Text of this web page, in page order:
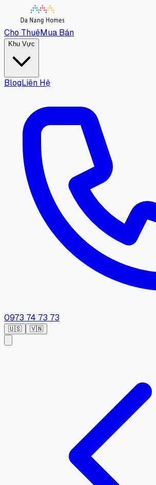
Cho ThuêMua Bán
Khu Vực
BlogLiên Hệ
0973 74 73 73
🇺🇸 🇻🇳